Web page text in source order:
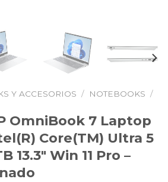
Y ACCESORIOS / NOTEBOOKS /
OmniBook 7 Laptop
Core(TM) Ultra 5
13.3″ Win 11 Pro –